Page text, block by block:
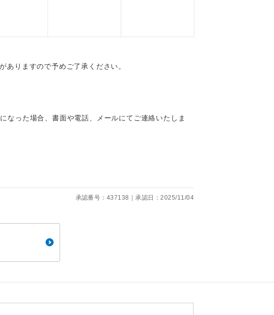
りますので予めご了承ください。
なった場合、書面や電話、メールにてご連絡いたしま
承認番号：437138｜承認日：2025/11/04
いただけます。
です。
ースです。